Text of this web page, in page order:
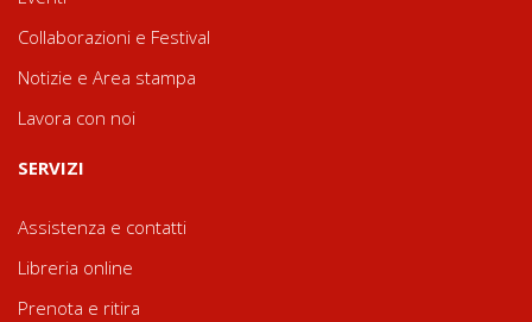
Collaborazioni e Festival
Notizie e Area stampa
Lavora con noi
SERVIZI
Assistenza e contatti
Libreria online
Prenota e ritira